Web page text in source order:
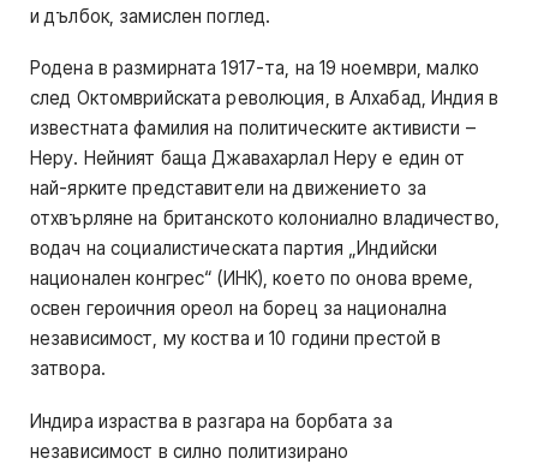
и дълбок, замислен поглед.
Родена в размирната 1917-та, на 19 ноември, малко
след Октомврийската революция, в Алхабад, Индия в
известната фамилия на политическите активисти –
Неру. Нейният баща Джавахарлал Неру е един от
най-ярките представители на движението за
отхвърляне на британското колониално владичество,
водач на социалистическата партия „Индийски
национален конгрес“ (ИНК), което по онова време,
освен героичния ореол на борец за национална
независимост, му коства и 10 години престой в
затвора.
Индира израства в разгара на борбата за
независимост в силно политизирано